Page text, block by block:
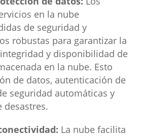
en la nube
de seguridad y
robustas para garantizar la
y disponibilidad de
en la nube. Esto
de datos, autenticación de
seguridad automáticas y
desastres.
La nube facilita